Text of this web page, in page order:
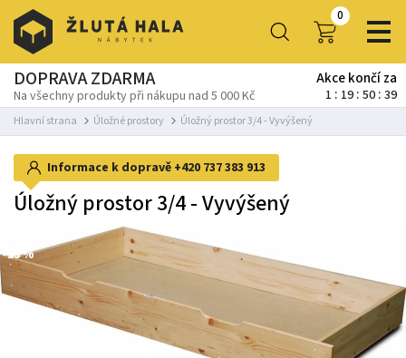
0
DOPRAVA ZDARMA
Na všechny produkty při nákupu nad 5 000 Kč
Akce končí za
1 19 50 38
Hlavní strana Úložné prostory Úložný prostor 3/4 - Vyvýšený
Informace k dopravě +420 737 383 913
Úložný prostor 3/4 - Vyvýšený
-13%